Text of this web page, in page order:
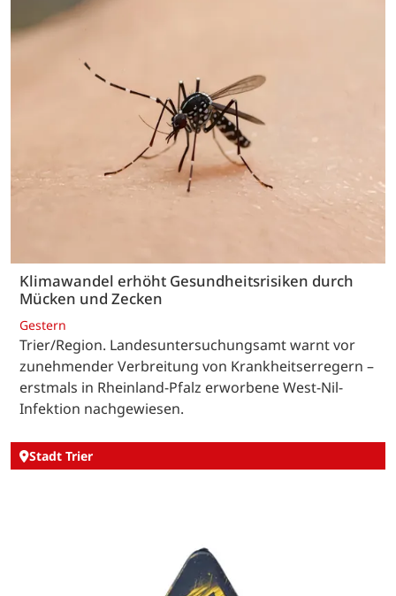
Klimawandel erhöht Gesundheitsrisiken durch
Mücken und Zecken
Gestern
Trier/Region. Landesuntersuchungsamt warnt vor
zunehmender Verbreitung von Krankheitserregern –
erstmals in Rheinland-Pfalz erworbene West-Nil-
Infektion nachgewiesen.
Stadt Trier